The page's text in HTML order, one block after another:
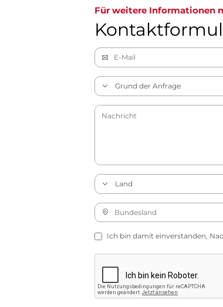
Für weitere Informationen
Ich bin damit einverstanden,